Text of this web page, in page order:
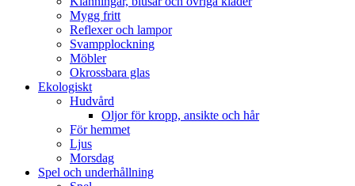
Mygg fritt
Reflexer och lampor
Svampplockning
Möbler
Okrossbara glas
Ekologiskt
Hudvård
Oljor för kropp, ansikte och hår
För hemmet
Ljus
Morsdag
Spel och underhållning